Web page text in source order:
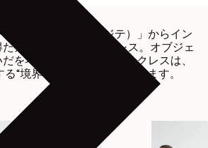
ビネ・ド・キュリオジテ）」からイン
カスタネット ネックレス。オブジェ
を巧みに行き来するネックレスは、
“境界”の概念を体現しています。